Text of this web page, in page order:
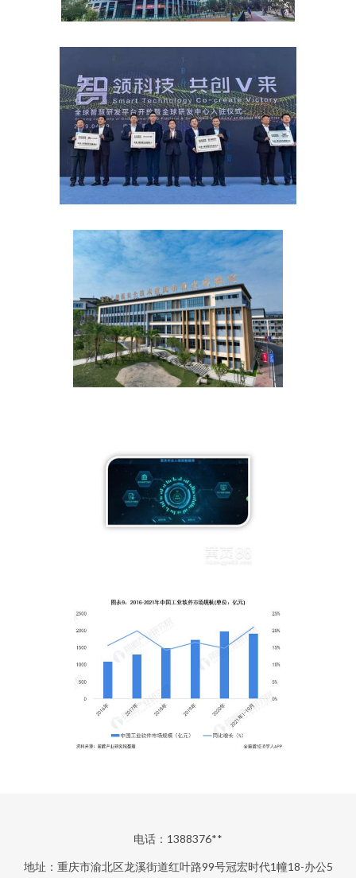
电话：1388376**
地址：重庆市渝北区龙溪街道红叶路99号冠宏时代1幢18-办公5